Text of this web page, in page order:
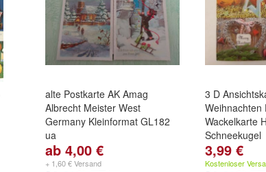
alte Postkarte AK Amag
Albrecht Meister West
Germany Kleinformat GL182
ua
Motiv: 2028- er Set
2030undweitere ...
ab 4,00 €
+ 1,60 € Versand
3 D
Weihnachten
Wackelkarte
Schneekugel
Motiv: Stern
Christmas
3,99 €
Kostenloser